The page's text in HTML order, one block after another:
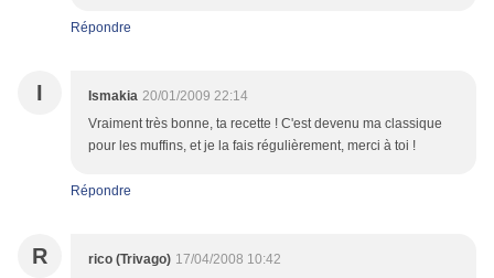
Répondre
I Ismakia 20/01/2009 22:14
Vraiment très bonne, ta recette ! C'est devenu ma classique
pour les muffins, et je la fais régulièrement, merci à toi !
Répondre
R rico (Trivago) 17/04/2008 10:42